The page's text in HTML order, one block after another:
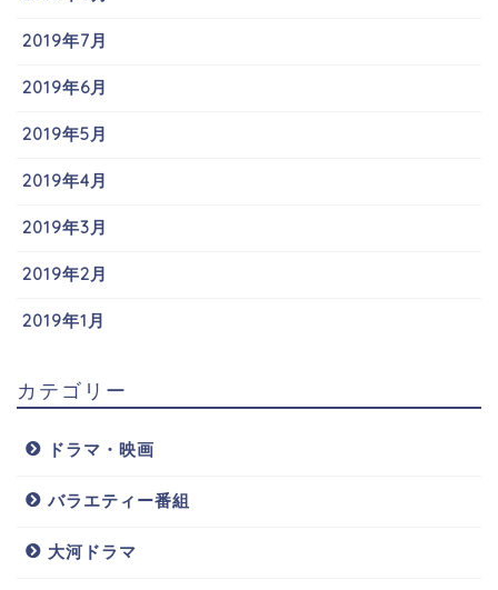
2019年7月
2019年6月
2019年5月
2019年4月
2019年3月
2019年2月
2019年1月
カテゴリー
ドラマ・映画
バラエティー番組
大河ドラマ